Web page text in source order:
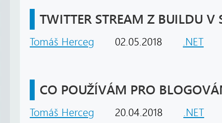
TWITTER STREAM Z BUILDU V
Tomáš Herceg 02.05.2018 .NET
CO POUŽÍVÁM PRO
Tomáš Herceg 20.04.2018 .NET